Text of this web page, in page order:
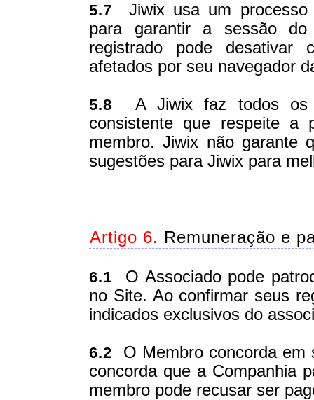
5.7 Jiwix usa um processo
para garantir a sessão
registrado pode desativar
afetados por seu navegador
5.8 A Jiwix faz todos os
consistente que respeite a
membro. Jiwix não garante
sugestões para Jiwix para
Artigo 6. Remuneração e
6.1 O Associado pode
no Site. Ao confirmar seus
indicados exclusivos do
6.2 O Membro concorda em
concorda que a Companhia
membro pode recusar ser